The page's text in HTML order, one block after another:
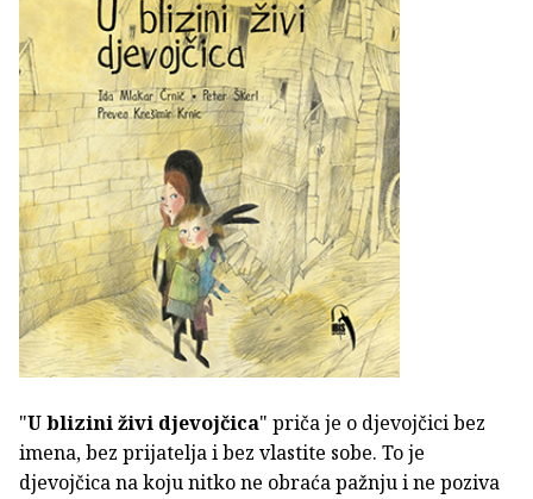
"U blizini živi djevojčica" priča je o djevojčici bez
imena, bez prijatelja i bez vlastite sobe. To je
djevojčica na koju nitko ne obraća pažnju i ne poziva